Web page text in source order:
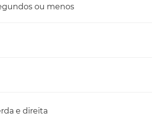
ou menos
e direita